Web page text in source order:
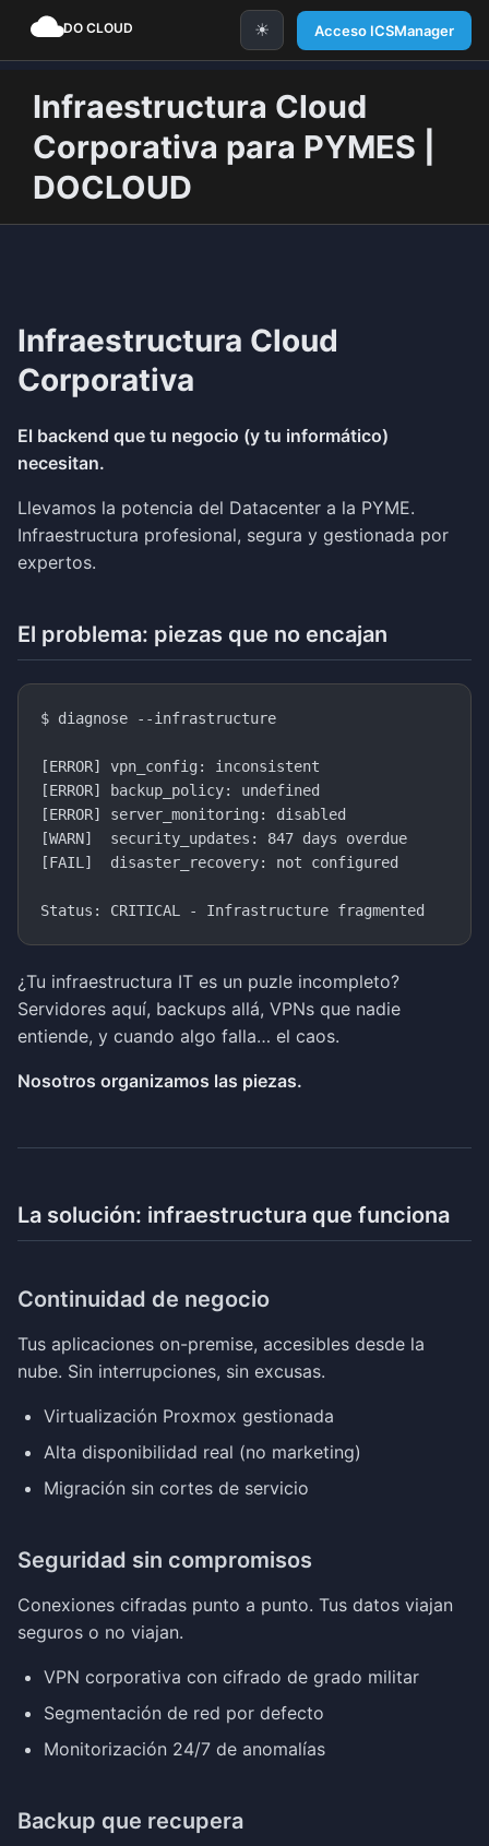
☀ Acceso ICSManager
Infraestructura Cloud
Corporativa para PYMES |
DOCLOUD
Infraestructura Cloud
Corporativa
El backend que tu negocio (y tu informático)
necesitan.
Llevamos la potencia del Datacenter a la PYME.
Infraestructura profesional, segura y gestionada por
expertos.
El problema: piezas que no encajan
$ diagnose --infrastructure
[ERROR] vpn_config: inconsistent
[ERROR] backup_policy: undefined
[ERROR] server_monitoring: disabled
[WARN]  security_updates: 847 days overdue
[FAIL]  disaster_recovery: not configured
¿Tu infraestructura IT es un puzle incompleto?
Servidores aquí, backups allá, VPNs que nadie
entiende, y cuando algo falla… el caos.
Nosotros organizamos las piezas.
La solución: infraestructura que funciona
Continuidad de negocio
Tus aplicaciones on-premise, accesibles desde la
nube. Sin interrupciones, sin excusas.
Virtualización Proxmox gestionada
Alta disponibilidad real (no marketing)
Migración sin cortes de servicio
Seguridad sin compromisos
Conexiones cifradas punto a punto. Tus datos viajan
seguros o no viajan.
VPN corporativa con cifrado de grado militar
Segmentación de red por defecto
Monitorización 24/7 de anomalías
Backup que recupera